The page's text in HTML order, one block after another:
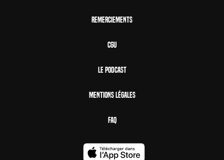
Remerciements
CGU
Le Podcast
Mentions Légales
FAQ